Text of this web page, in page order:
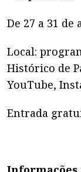
De 27 a 31
Local:
Histórico de
YouTube,
Entrada